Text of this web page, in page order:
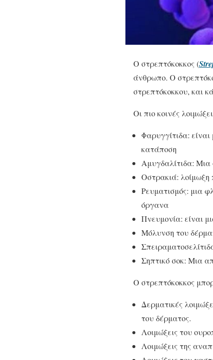
Ο στρεπτόκοκκος (
άνθρωπο. Ο
στρεπτόκοκκου, και
Οι πιο κοινές
Φαρυγγίτιδα:
κατάποση
Αμυγδαλίτιδα:
Οστρακιά: λοίμωξη
Ρευματισμός: μια
όργανα
Πνευμονία: είναι
Μόλυνση του
Σηπτικό σοκ: Μια
Ο στρεπτόκοκκος
Δερματικές
του δέρματος.
Λοιμώξεις του
Λοιμώξεις της